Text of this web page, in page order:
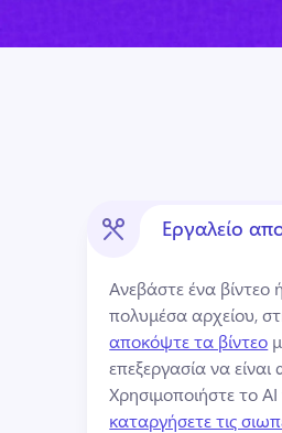
Εργαλείο
Ανεβάστε ένα βίντεο
αποκόψτε τα βίντεο
Χρησιμοποιήστε το AI
καταργήσετε τις